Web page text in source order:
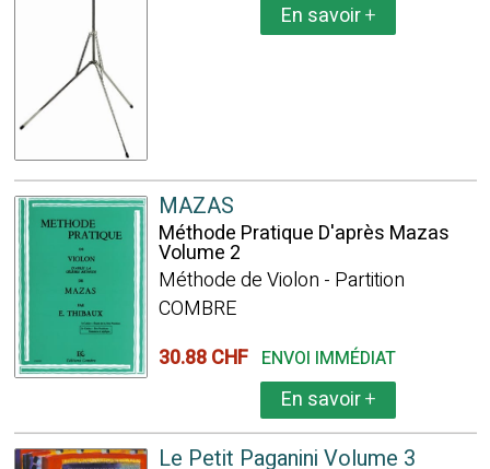
En savoir+
MAZAS
Méthode Pratique D'après Mazas
Volume 2
Méthode de Violon - Partition
COMBRE
30.88 CHF ENVOI IMMÉDIAT
En savoir+
Le Petit Paganini Volume 3